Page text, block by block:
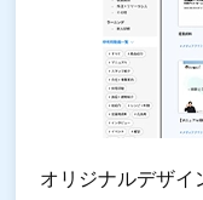
オリジナルデザイ